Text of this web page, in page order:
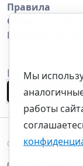
Правила
Обратная связь
Правила
Приложение
Мы
работы